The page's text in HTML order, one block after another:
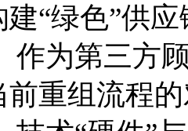
“绿色”供
作为第三方
前重组流程